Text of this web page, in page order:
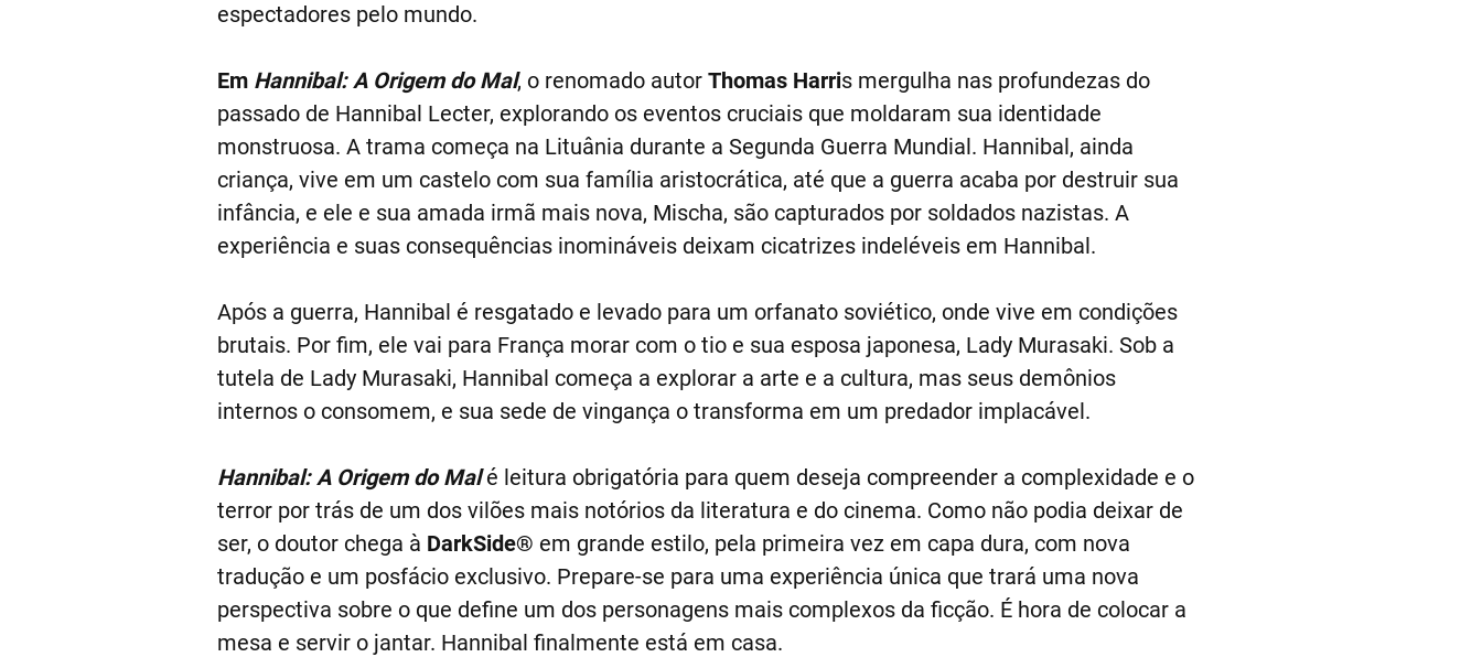
espectadores pelo mundo.
Em Hannibal: A Origem do Mal, o renomado autor Thomas Harris mergulha nas profundezas do
passado de Hannibal Lecter, explorando os eventos cruciais que moldaram sua identidade
monstruosa. A trama começa na Lituânia durante a Segunda Guerra Mundial. Hannibal, ainda
criança, vive em um castelo com sua família aristocrática, até que a guerra acaba por destruir sua
infância, e ele e sua amada irmã mais nova, Mischa, são capturados por soldados nazistas. A
experiência e suas consequências inomináveis deixam cicatrizes indeléveis em Hannibal.
Após a guerra, Hannibal é resgatado e levado para um orfanato soviético, onde vive em condições
brutais. Por fim, ele vai para França morar com o tio e sua esposa japonesa, Lady Murasaki. Sob a
tutela de Lady Murasaki, Hannibal começa a explorar a arte e a cultura, mas seus demônios
internos o consomem, e sua sede de vingança o transforma em um predador implacável.
Hannibal: A Origem do Malé leitura obrigatória para quem deseja compreender a complexidade e o
terror por trás de um dos vilões mais notórios da literatura e do cinema. Como não podia deixar de
ser, o doutor chega à DarkSide® em grande estilo, pela primeira vez em capa dura, com nova
tradução e um posfácio exclusivo. Prepare-se para uma experiência única que trará uma nova
perspectiva sobre o que define um dos personagens mais complexos da ficção. É hora de colocar a
mesa e servir o jantar. Hannibal finalmente está em casa.